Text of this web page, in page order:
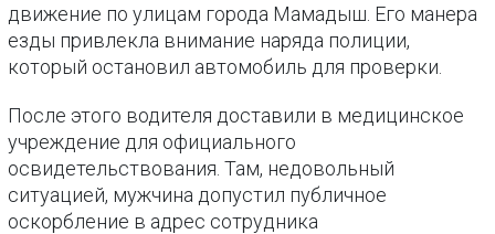
движение по улицам города Мамадыш. Его манера
езды привлекла внимание наряда полиции,
который остановил автомобиль для проверки.
После этого водителя доставили в медицинское
учреждение для официального
освидетельствования. Там, недовольный
ситуацией, мужчина допустил публичное
оскорбление в адрес сотрудника